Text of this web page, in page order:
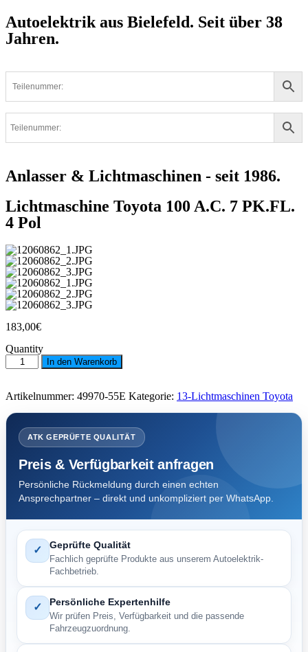
Autoelektrik aus Bielefeld. Seit über 38
Jahren.
Anlasser & Lichtmaschinen - seit 1986.
Lichtmaschine Toyota 100 A.C. 7 PK.FL.
4 Pol
183,00€
Quantity
Lichtmaschine
Toyota
A.C.
7
PK.FL.
4
Pol
Menge
In den Warenkorb
Artikelnummer: 49970-55E Kategorie: 13-Lichtmaschinen Toyota
ATK GEPRÜFTE QUALITÄT
Preis & Verfügbarkeit anfragen
Persönliche Rückmeldung durch einen echten
Ansprechpartner – direkt und unkompliziert per WhatsApp.
✓ Geprüfte Qualität
Fachlich geprüfte Produkte aus unserem Autoelektrik-
Fachbetrieb.
✓ Persönliche Expertenhilfe
Wir prüfen Preis, Verfügbarkeit und die passende
Fahrzeugzuordnung.